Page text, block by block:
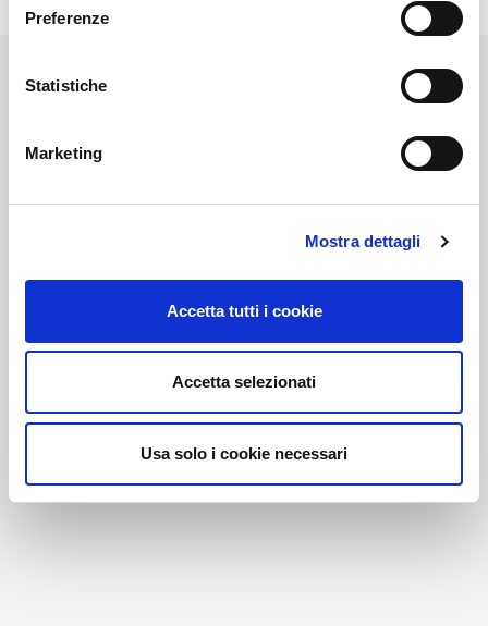
Preferenze
Statistiche
Marketing
Mostra dettagli
Accetta tutti i cookie
Accetta selezionati
Usa solo i cookie necessari
Voi diretti
Negozi
Bar e Ristoranti